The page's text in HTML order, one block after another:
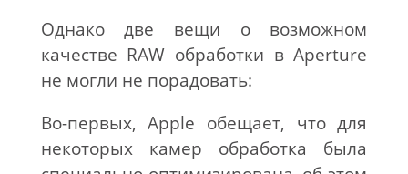
Однако две вещи о возможном
качестве RAW обработки в Aperture
не могли не порадовать:
Во-первых, Apple обещает, что для
некоторых камер обработка была